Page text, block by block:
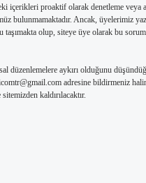
içerikleri proaktif olarak denetleme veya
bulunmamaktadır. Ancak, üyelerimiz
taşımakta olup, siteye üye olarak bu
düzenlemelere aykırı olduğunu
adresine bildirmeniz
kaldırılacaktır.